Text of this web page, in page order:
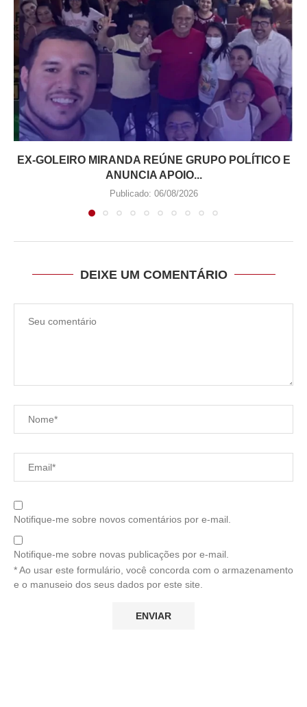
EX-GOLEIRO MIRANDA REÚNE GRUPO POLÍTICO E
ANUNCIA APOIO...
Publicado: 06/08/2026
DEIXE UM COMENTÁRIO
Notifique-me sobre novos comentários por e-mail.
Notifique-me sobre novas publicações por e-mail.
* Ao usar este formulário, você concorda com o armazenamento
e o manuseio dos seus dados por este site.